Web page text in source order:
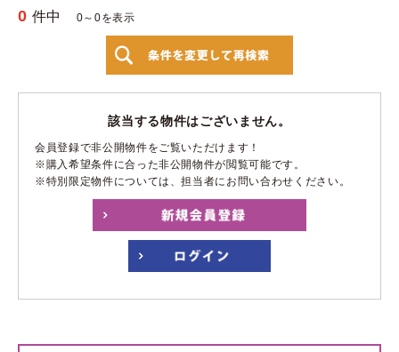
0 件中 0～0を表示
該当する物件はございません。
会員登録で非公開物件をご覧いただけます！
※購入希望条件に合った非公開物件が閲覧可能です。
※特別限定物件については、担当者にお問い合わせください。